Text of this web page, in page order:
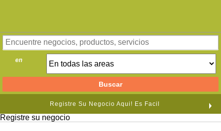
en
Registre Su Negocio Aqui! Es Facil
Registre su negocio